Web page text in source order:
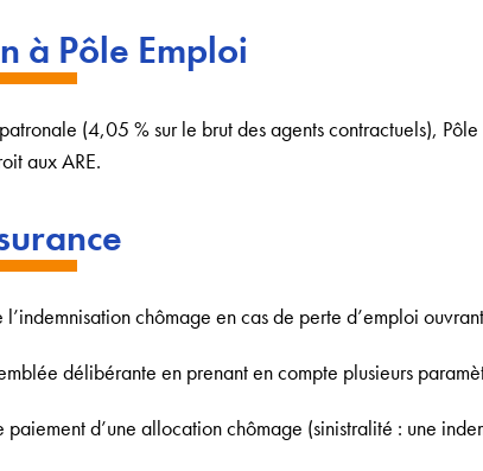
à Pôle Emploi
(4,05 % sur le brut des agents contractuels),
aux ARE.
l’indemnisation chômage en cas de perte d’emploi
délibérante en prenant en compte plusieurs
paiement d’une allocation chômage (sinistralité : une